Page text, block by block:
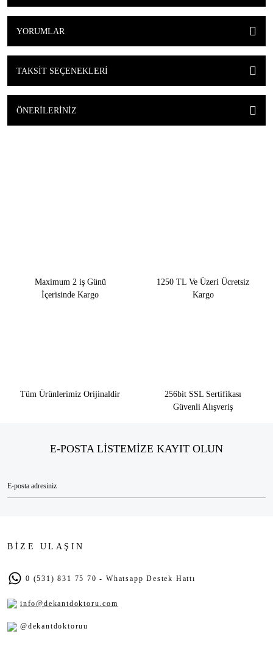
YORUMLAR
TAKSIT SEÇENEKLERI
ÖNERILERINIZ
Maximum 2 iş Günü
İçerisinde Kargo
1250 TL Ve Üzeri Ücretsiz
Kargo
Tüm Ürünlerimiz Orijinaldir
256bit SSL Sertifikası
Güvenli Alışveriş
E-POSTA LİSTEMİZE KAYIT OLUN
BİZE ULAŞIN
0 (531) 831 75 70 - Whatsapp Destek Hattı
info@dekantdoktoru.com
@dekantdoktoruu